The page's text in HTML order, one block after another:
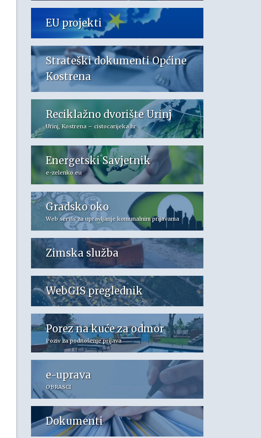
EU projekti
Strateški dokumenti Općine
Kostrena
Reciklažno dvorište Urinj
Urinj, Kostrena – cistocarijeka.hr
Energetski Savjetnik
e-zelenko.eu
Gradsko oko
Web servis za upravljanje komunalnim prijavama
Zimska služba
WebGIS preglednik
Porez na kuće za odmor
Poziv za podnošenje prijava
e-uprava
OBRASCI
Dokumenti